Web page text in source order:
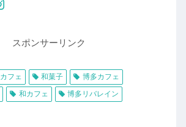
スポンサーリンク
カフェ 和菓子
博多カフェ
和カフェ
博多リバレイン